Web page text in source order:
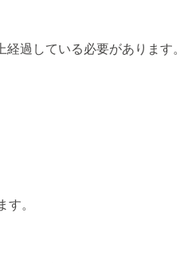
過している必要があります。
。